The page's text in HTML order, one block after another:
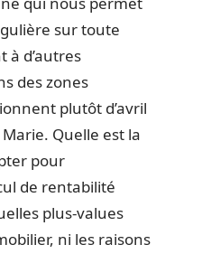
sur toute
à d’autres
des zones
plutôt d’avril
Quelle est la
pour
de rentabilité
plus-values
ni les raisons